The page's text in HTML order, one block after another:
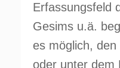
Erfassungsfeld
Gesims u.ä.
es möglich,
oder unter dem